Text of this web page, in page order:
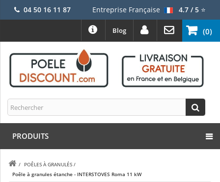
04 50 16 11 87 Entreprise Française 4.7 / 5⭐
(0)
Blog
PRODUITS
/ POÊLES À GRANULÉS /
Poêle à granules étanche - INTERSTOVES Roma 11 kW